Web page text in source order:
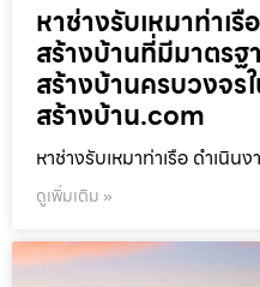
หาช่างรับเหมาท่าเรื
สร้างบ้านที่มีมาตร
สร้างบ้านครบวงจร
สร้างบ้าน.com
หาช่างรับเหมาท่าเรือ ดำเนิน
ดูเพิ่มเติม »